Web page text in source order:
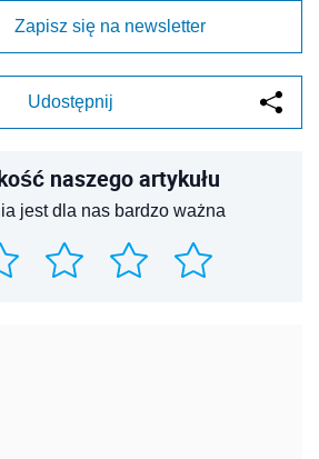
Zapisz się na newsletter
Udostępnij
naszego artykułu
jest dla nas bardzo ważna